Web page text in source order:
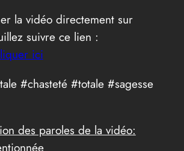
la vidéo directement sur
suivre ce lien :
ici
#chasteté #totale #sagesse
des paroles de la vidéo: